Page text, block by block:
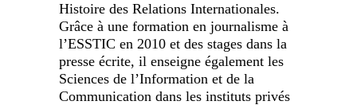
Histoire des Relations Internationales.
Grâce à une formation en journalisme à
l’ESSTIC en 2010 et des stages dans la
presse écrite, il enseigne également les
Sciences de l’Information et de la
Communication dans les instituts privés